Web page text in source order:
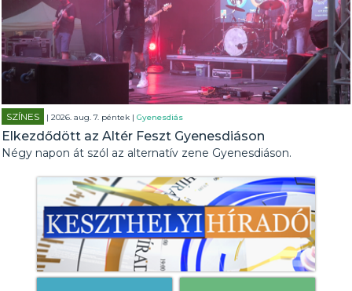
SZÍNES | 2026. aug. 7. péntek |Gyenesdiás
Elkezdődött az Altér Feszt Gyenesdiáson
Négy napon át szól az alternatív zene Gyenesdiáson.